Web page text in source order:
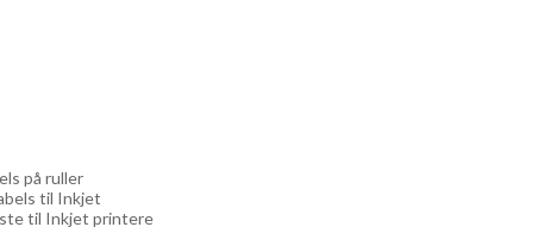
på ruller
til Inkjet
til Inkjet printere